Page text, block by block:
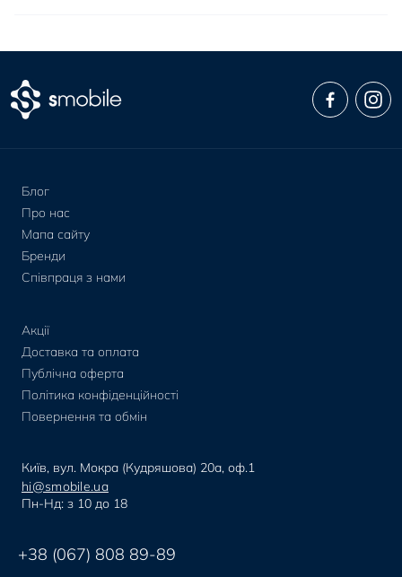
Блог
Про нас
Мапа сайту
Бренди
Співпраця з нами
Акції
Доставка та оплата
Публічна оферта
Політика конфіденційності
Повернення та обмін
Київ, вул. Мокра (Кудряшова) 20а, оф.1
hi@smobile.ua
Пн-Нд: з 10 до 18
+38 (067) 808 89-89